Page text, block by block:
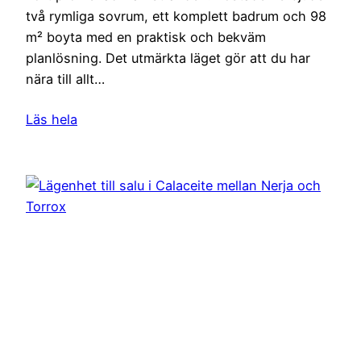
två rymliga sovrum, ett komplett badrum och 98
m² boyta med en praktisk och bekväm
planlösning. Det utmärkta läget gör att du har
nära till allt…
Läs hela